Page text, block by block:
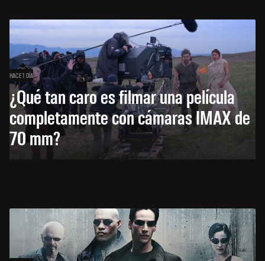
HACE 1 DÍA
¿Qué tan caro es filmar una película
completamente con cámaras IMAX de
70 mm?